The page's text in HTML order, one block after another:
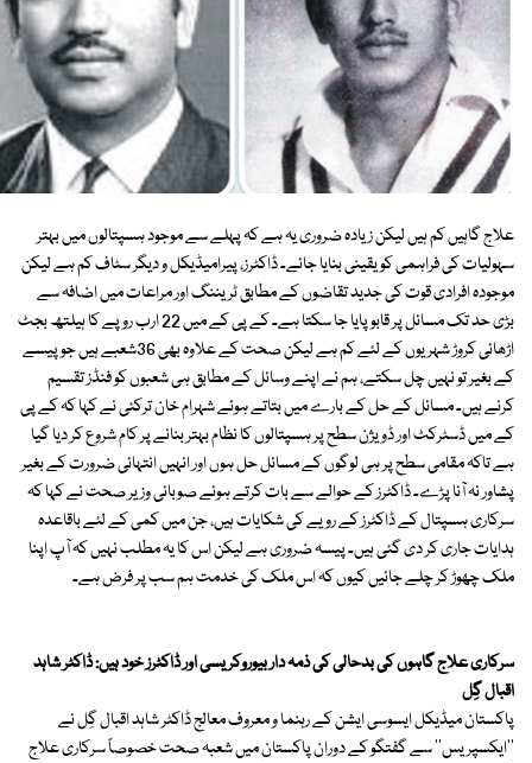
علاج گاہیں کم ہیں لیکن زیادہ ضروری یہ ہے کہ پہلے سے موجود ہسپتالوں میں بہتر
سہولیات کی فراہمی کو یقینی بنایا جائے۔ ڈاکٹرز، پیرامیڈیکل و دیگر سٹاف کم ہے لیکن
موجودہ افرادی قوت کی جدید تقاضوں کے مطابق ٹریننگ اور مراعات میں اضافہ سے
بڑی حد تک مسائل پر قابو پایا جا سکتا ہے۔ کے پی کے میں 22 ارب روپے کا ہیلتھ بجٹ
اڑھائی کروڑ شہریوں کے لئے کم ہے لیکن صحت کے علاوہ بھی 36شعبے ہیں جو پیسے
کے بغیر تو نہیں چل سکتے، ہم نے اپنے وسائل کے مطابق ہی شعبوں کو فنڈز تقسیم
کرنے ہیں۔ مسائل کے حل کے بارے میں بتاتے ہوئے شہرام خان ترکئی نے کہا کہ کے پی
کے میں ڈسٹرکٹ اور ڈویژن سطح پر ہسپتالوں کا نظام بہتر بنانے پر کام شروع کر دیا گیا
ہے تاکہ مقامی سطح پر ہی لوگوں کے مسائل حل ہوں اور انہیں انتہائی ضرورت کے بغیر
پشاور نہ آنا پڑے۔ ڈاکٹرز کے حوالے سے بات کرتے ہوئے صوبائی وزیر صحت نے کہا کہ
سرکاری ہسپتال کے ڈاکٹرز کے رویے کی شکایات ہیں، جن میں کمی کے لئے باقاعدہ
ہدایات جاری کر دی گئی ہیں۔ پیسہ ضروری ہے لیکن اس کا یہ مطلب نہیں کہ آپ اپنا
ملک چھوڑ کر چلے جائیں کیوں کہ اس ملک کی خدمت ہم سب پر فرض ہے۔
سرکاری علاج گاہوں کی بدحالی کی ذمہ دار بیوروکریسی اور ڈاکٹرز خود ہیں: ڈاکٹر شاہد
اقبال گِل
پاکستان میڈیکل ایسوسی ایشن کے رہنما و معروف معالج ڈاکٹر شاہد اقبال گِل نے
''ایکسپریس'' سے گفتگو کے دوران پاکستان میں شعبہ صحت خصوصاً سرکاری علاج